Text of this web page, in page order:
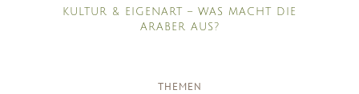
KULTUR & EIGENART – WAS MACHT DIE
ARABER AUS?
THEMEN